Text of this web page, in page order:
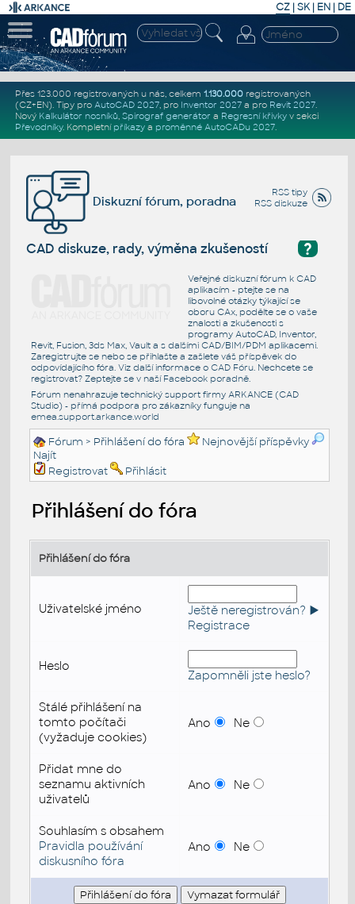
CZ | SK| EN | DE
Přes 123.000 registrovaných u nás, celkem 1.130.000registrovaných
(CZ+EN). Tipy pro AutoCAD 2027, pro Inventor 2027a pro Revit 2027.
Nový Kalkulátor nosníků, Spirograf generátor a Regresní křivkyv sekci
Převodníky. Kompletní příkazya proměnné AutoCADu 2027.
RSS tipy
RSS diskuze
Diskuzní fórum, poradna
?
CAD diskuze, rady, výměna zkušeností
Veřejné diskuzní fórum k CAD
aplikacím - ptejte se na
libovolné otázky týkající se
oboru CAx, podělte se o vaše
znalosti a zkušenosti s
programy AutoCAD, Inventor,
Revit, Fusion, 3ds Max, Vault a s dalšími CAD/BIM/PDM aplikacemi.
Zaregistrujte se nebo se přihlašte a zašlete váš příspěvek do
odpovídajícího fóra. Viz další informace o CAD Fóru. Nechcete se
registrovat? Zeptejte se v naší Facebook poradně.
Fórum nenahrazuje technický support firmy ARKANCE (CAD
Studio) - přímá podpora pro zákazníky funguje na
emea.support.arkance.world
Fórum > Přihlášení do fóra
Nejnovější příspěvky
Najít
Registrovat
Přihlásit
Přihlášení do fóra
Přihlášení do fóra
Uživatelské jméno
Ještě neregistrován? ►
Registrace
Heslo
Zapomněli jste heslo?
Stálé přihlášení na
tomto počítači
(vyžaduje cookies)
Ano Ne
Přidat mne do
seznamu aktivních
uživatelů
Ano Ne
Souhlasím s obsahem
Pravidla používání
diskusního fóra
Ano Ne